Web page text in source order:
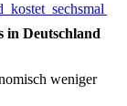
in Deutschland
weniger